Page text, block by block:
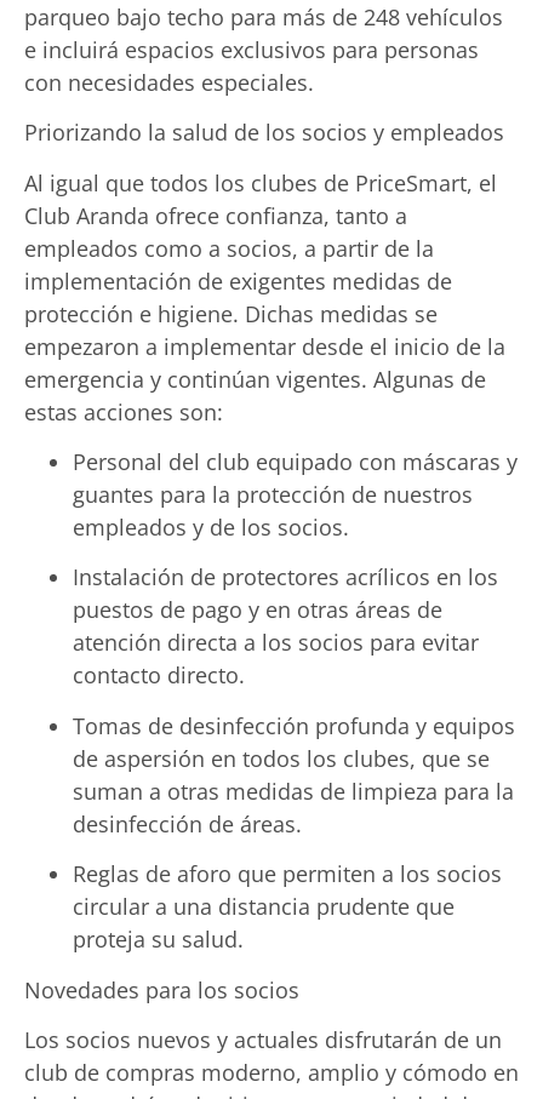
parqueo bajo techo para más de 248 vehículos
e incluirá espacios exclusivos para personas
con necesidades especiales.
Priorizando la salud de los socios y empleados
Al igual que todos los clubes de PriceSmart, el
Club Aranda ofrece confianza, tanto a
empleados como a socios, a partir de la
implementación de exigentes medidas de
protección e higiene. Dichas medidas se
empezaron a implementar desde el inicio de la
emergencia y continúan vigentes. Algunas de
estas acciones son:
Personal del club equipado con máscaras y
guantes para la protección de nuestros
empleados y de los socios.
Instalación de protectores acrílicos en los
puestos de pago y en otras áreas de
atención directa a los socios para evitar
contacto directo.
Tomas de desinfección profunda y equipos
de aspersión en todos los clubes, que se
suman a otras medidas de limpieza para la
desinfección de áreas.
Reglas de aforo que permiten a los socios
circular a una distancia prudente que
proteja su salud.
Novedades para los socios
Los socios nuevos y actuales disfrutarán de un
club de compras moderno, amplio y cómodo en